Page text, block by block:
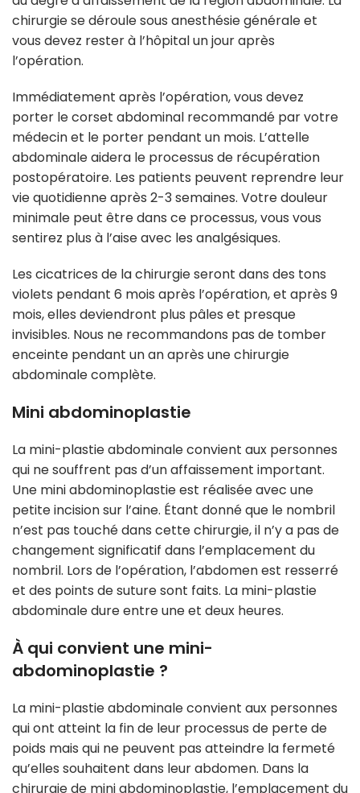
chirurgie se déroule sous anesthésie générale et
vous devez rester à l’hôpital un jour après
l’opération.
Immédiatement après l’opération, vous devez
porter le corset abdominal recommandé par votre
médecin et le porter pendant un mois. L’attelle
abdominale aidera le processus de récupération
postopératoire. Les patients peuvent reprendre leur
vie quotidienne après 2-3 semaines. Votre douleur
minimale peut être dans ce processus, vous vous
sentirez plus à l’aise avec les analgésiques.
Les cicatrices de la chirurgie seront dans des tons
violets pendant 6 mois après l’opération, et après 9
mois, elles deviendront plus pâles et presque
invisibles. Nous ne recommandons pas de tomber
enceinte pendant un an après une chirurgie
abdominale complète.
Mini abdominoplastie
La mini-plastie abdominale convient aux personnes
qui ne souffrent pas d’un affaissement important.
Une mini abdominoplastie est réalisée avec une
petite incision sur l’aine. Étant donné que le nombril
n’est pas touché dans cette chirurgie, il n’y a pas de
changement significatif dans l’emplacement du
nombril. Lors de l’opération, l’abdomen est resserré
et des points de suture sont faits. La mini-plastie
abdominale dure entre une et deux heures.
À qui convient une mini-
abdominoplastie ?
La mini-plastie abdominale convient aux personnes
qui ont atteint la fin de leur processus de perte de
poids mais qui ne peuvent pas atteindre la fermeté
qu’elles souhaitent dans leur abdomen. Dans la
chirurgie de mini abdominoplastie, l’emplacement du